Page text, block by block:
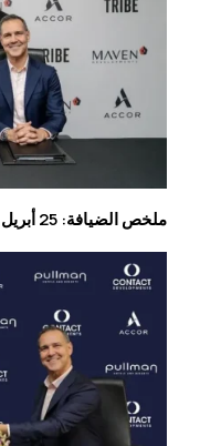
ملخص الضيافة: 25 أبريل 2026